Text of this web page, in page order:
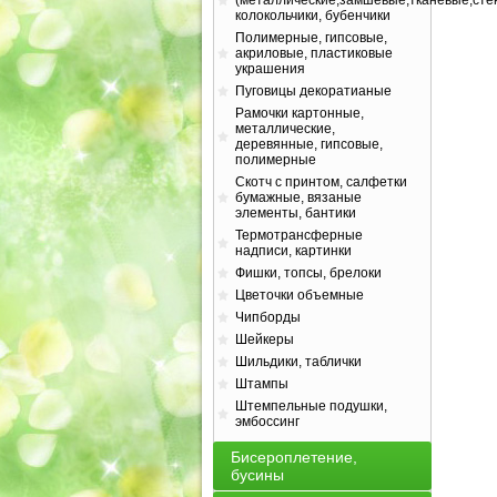
колокольчики, бубенчики
Полимерные, гипсовые,
акриловые, пластиковые
украшения
Пуговицы декоратианые
Рамочки картонные,
металлические,
деревянные, гипсовые,
полимерные
Скотч с принтом, салфетки
бумажные, вязаные
элементы, бантики
Термотрансферные
надписи, картинки
Фишки, топсы, брелоки
Цветочки объемные
Чипборды
Шейкеры
Шильдики, таблички
Штампы
Штемпельные подушки,
эмбоссинг
Бисероплетение,
бусины